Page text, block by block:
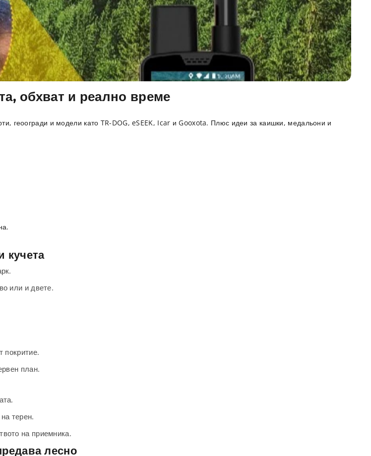
обхват и реално време
геоогради и модели като TR-DOG, eSEEK, Icar и Gooxota. Плюс идеи за каишки, медальони и
кучета
или и двете.
покритие.
план.
терен.
на приемника.
лесно